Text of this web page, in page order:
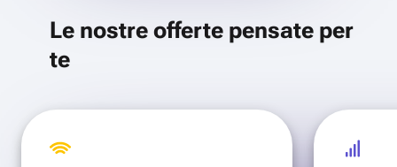
Le nostre offerte pensate per
te